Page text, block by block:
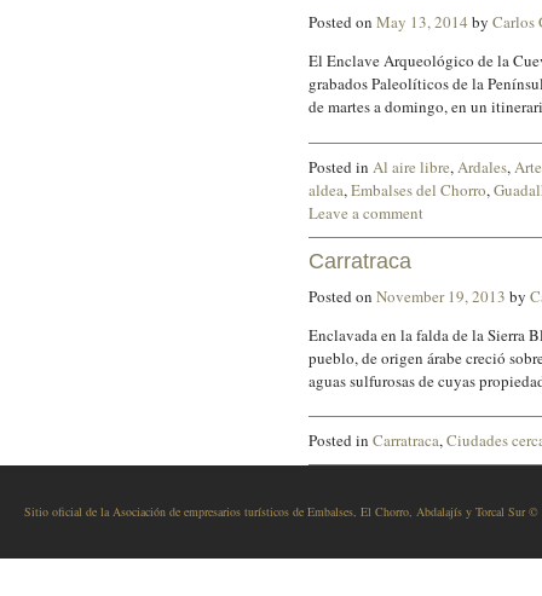
Posted on May 13, 2014 by Carlos
El Enclave Arqueológico de la
grabados Paleolíticos de la
de martes a domingo, en un
Posted in Al aire libre, Ardales,
aldea, Embalses del Chorro,
Leave a comment
Carratraca
Posted on November 19, 2013 by
Enclavada en la falda de la Sierra
pueblo, de origen árabe creció
aguas sulfurosas de cuyas
Posted in Carratraca,Ciudades
Sitio oficial de la Asociación de empresarios turísticos de Embalses, El Chorro, Abdalajís y Torcal Sur ©